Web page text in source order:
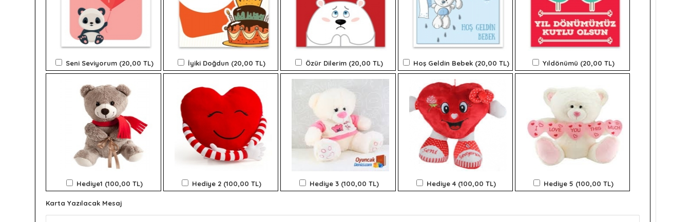
Seni Seviyorum (20,00 TL) İyiki Doğdun (20,00 TL) Özür Dilerim (20,00 TL) Hoş Geldin Bebek (20,00 TL) Yıldönümü (20,00 TL)
Hediye1 (100,00 TL) Hediye 2 (100,00 TL) Hediye 3 (100,00 TL) Hediye 4 (100,00 TL) Hediye 5 (100,00 TL)
Karta Yazılacak Mesaj